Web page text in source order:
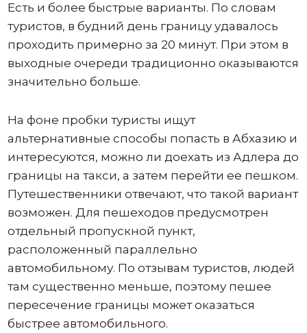
Есть и более быстрые варианты. По словам
туристов, в будний день границу удавалось
проходить примерно за 20 минут. При этом в
выходные очереди традиционно оказываются
значительно больше.
На фоне пробки туристы ищут
альтернативные способы попасть в Абхазию и
интересуются, можно ли доехать из Адлера до
границы на такси, а затем перейти ее пешком.
Путешественники отвечают, что такой вариант
возможен. Для пешеходов предусмотрен
отдельный пропускной пункт,
расположенный параллельно
автомобильному. По отзывам туристов, людей
там существенно меньше, поэтому пешее
пересечение границы может оказаться
быстрее автомобильного.